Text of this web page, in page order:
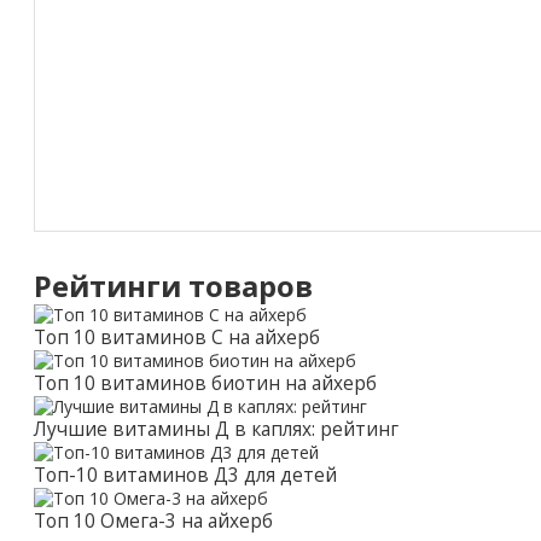
Рейтинги товаров
Топ 10 витаминов С на айхерб
Топ 10 витаминов биотин на айхерб
Лучшие витамины Д в каплях: рейтинг
Топ-10 витаминов Д3 для детей
Топ 10 Омега-3 на айхерб